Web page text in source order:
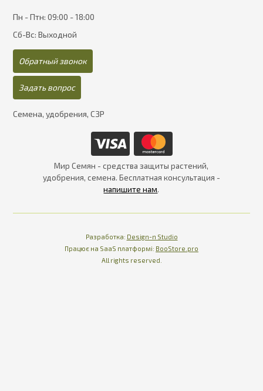
Пн - Птн: 09:00 - 18:00
Сб-Вс: Выходной
Обратный звонок
Задать вопрос
Семена, удобрения, СЗР
Мир Семян - средства защиты растений,
удобрения, семена. Бесплатная консультация -
напишите нам.
Разработка: Design-n Studio
Працює на SaaS платформі: Працює на SaaS платформі
BooStore.pro
All rights reserved.